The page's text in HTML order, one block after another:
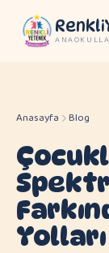
Anasayfa Blog
Yolları